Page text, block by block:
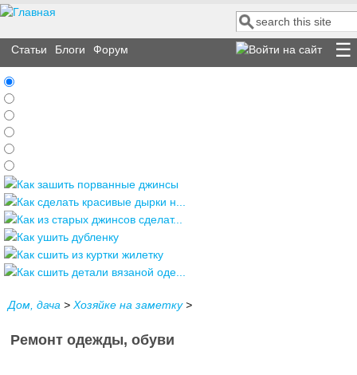
Форма поиска
Поиск
Статьи Блоги Форум
Как зашить порванные джинсы
Как сделать красивые дырки н...
Как из старых джинсов сделат...
Как ушить дубленку
Как сшить из куртки жилетку
Как сшить детали вязаной оде...
Дом, дача > Хозяйке на заметку>
Ремонт одежды, обуви